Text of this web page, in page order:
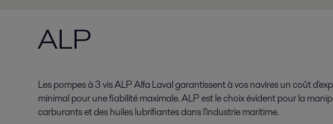
ALP
Les pompes à 3 vis ALP Alfa Laval garantissent à vos navires un coût
minimal pour une fiabilité maximale. ALP est le choix évident pour la
carburants et des huiles lubrifiantes dans l'industrie maritime.